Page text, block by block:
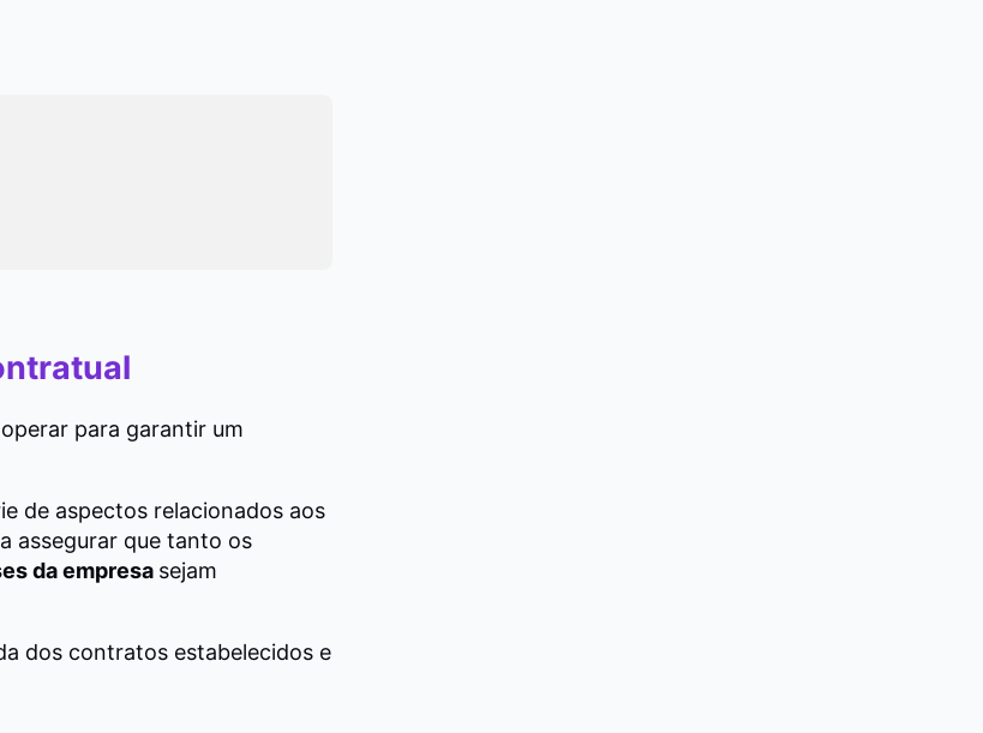
para garantir um
de aspectos relacionados aos
assegurar que tanto os
da empresa sejam
dos contratos estabelecidos e